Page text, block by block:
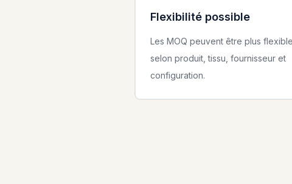
Flexibilité possible
Les MOQ peuvent être plus
selon produit, tissu, fournisseur et
configuration.